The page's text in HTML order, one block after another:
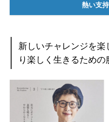
熱い支持
新しいチャレンジを楽
り楽しく生きるための